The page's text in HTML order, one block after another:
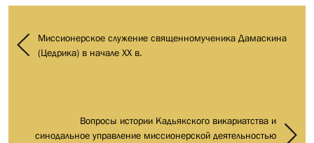
Миссионерское служение священномученика Дамаскина
(Цедрика) в начале ХХ в.
Вопросы истории Кадьякского викариатства и
синодальное управление миссионерской деятельностью